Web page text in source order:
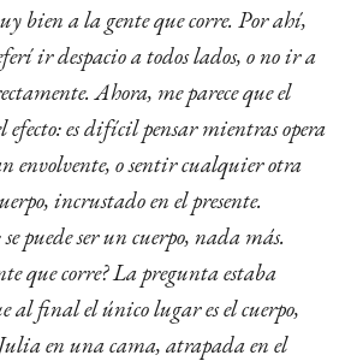
bien a la gente que corre. Por ahí,
ir despacio a todos lados, o no ir a
Ahora, me parece que el
efecto: es difícil pensar mientras opera
envolvente, o sentir cualquier otra
incrustado en el presente.
puede ser un cuerpo, nada más.
que corre? La pregunta estaba
al final el único lugar es el cuerpo,
Julia en una cama, atrapada en el